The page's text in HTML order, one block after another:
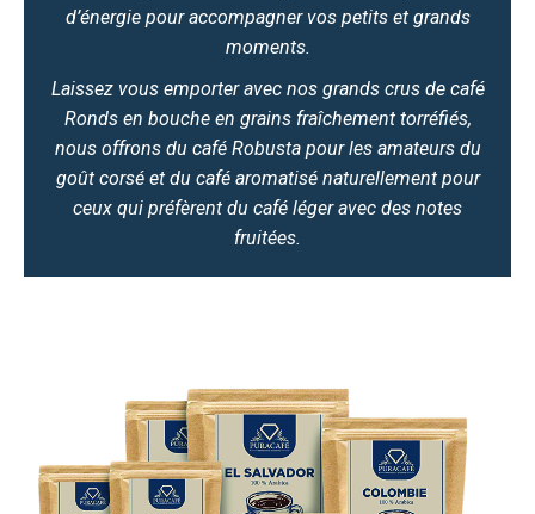
d’énergie pour accompagner vos petits et grands
moments.
Laissez vous emporter avec nos grands crus de café
Ronds en bouche en grains fraîchement torréfiés,
nous offrons du café Robusta pour les amateurs du
goût corsé et du café aromatisé naturellement pour
ceux qui préfèrent du café léger avec des notes
fruitées.